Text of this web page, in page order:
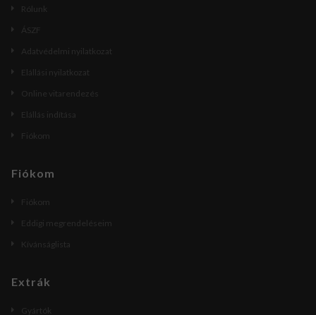
Rólunk
ÁSZF
Adatvédelmi nyilatkozat
Elállási nyilatkozat
Online vitarendezés
Elállás indítása
Fiókom
Fiókom
Fiókom
Eddigi megrendeléseim
Kívánságlista
Extrák
Gyártók